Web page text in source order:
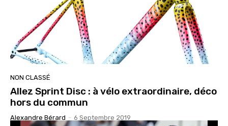
NON CLASSÉ
Allez Sprint Disc : à vélo extraordinaire, déco
hors du commun
Alexandre Bérard - 6 Septembre 2019